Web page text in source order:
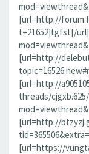
[url=http://
t=21652]tgfst[/
[url=http://
[url=http://
threads/
[url=http://
[url=https://